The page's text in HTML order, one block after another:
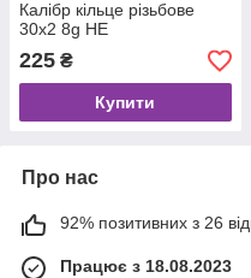
Калібр кільце різьбове
30х2 8g НЕ
225 ₴
Купити
Про нас
92% позитивних з 26
Працює з 18.08.2023